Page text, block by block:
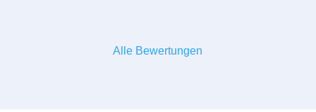
Alle Bewertungen